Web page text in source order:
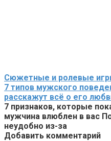
Сюжетные и ролевые
7 типов мужского
расскажут всё о его
7 признаков, которые
мужчина влюблен в вас
неудобно из-за
Добавить комментарий